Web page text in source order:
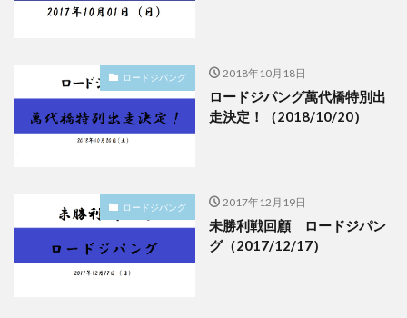
ロードジパング 2018年10月18日
ロードジパング萬代橋特別出
走決定！（2018/10/20）
ロードジパング 2017年12月19日
未勝利戦回顧 ロードジパン
グ（2017/12/17）